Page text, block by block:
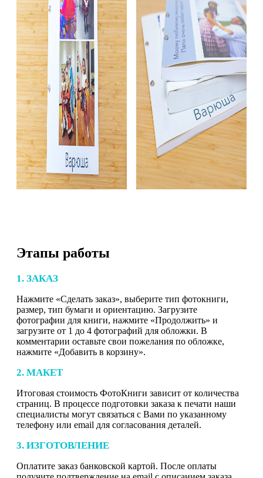
Этапы работы
1. ЗАКАЗ
Нажмите «Сделать заказ», выберите тип фотокниги,
размер, тип бумаги и ориентацию. Загрузите
фотографии для книги, нажмите «Продолжить» и
загрузите от 1 до 4 фотографий для обложки. В
комментарии оставьте свои пожелания по обложке,
нажмите «Добавить в корзину».
2. МАКЕТ
Итоговая стоимость ФотоКниги зависит от количества
страниц. В процессе подготовки заказа к печати наши
специалисты могут связаться с Вами по указанному
телефону или email для согласования деталей.
3. ИЗГОТОВЛЕНИЕ
Оплатите заказ банковской картой. После оплаты